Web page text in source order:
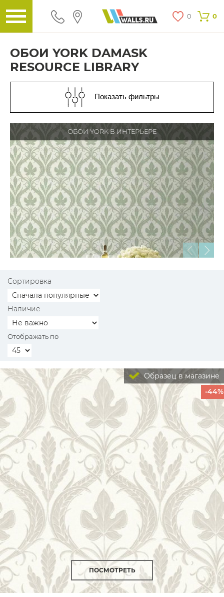
0 0
ОБОИ YORK DAMASK
RESOURCE LIBRARY
Показать фильтры
ОБОИ YORK В ИНТЕРЬЕРЕ
Сортировка
Наличие
Отображать по
Образец в магазине
-44%
ПОСМОТРЕТЬ